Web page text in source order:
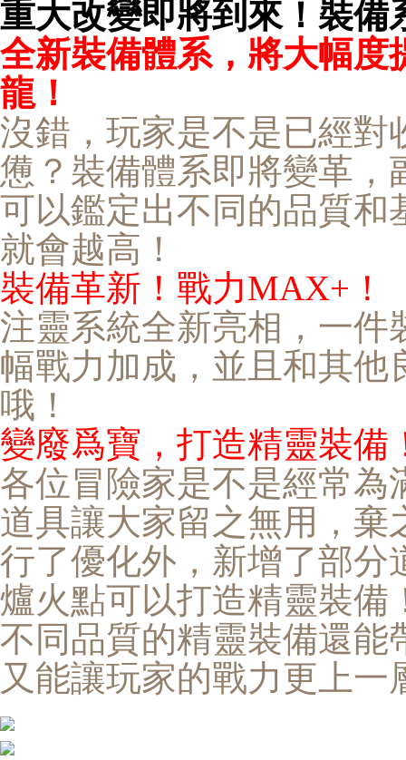
重大改變即將到來！裝備
全新裝備體系，將大幅度
龍！
沒錯，玩家是不是已經對
憊？裝備體系即將變革，
可以鑑定出不同的品質和
就會越高！
裝備革新！戰力MAX+ ！
注靈系統全新亮相，一件
幅戰力加成，並且和其他
哦！
變廢爲寶，打造精靈裝備
各位冒險家是不是經常為
道具讓大家留之無用，棄
行了優化外，新增了部分
爐火點可以打造精靈裝備
不同品質的精靈裝備還能
又能讓玩家的戰力更上